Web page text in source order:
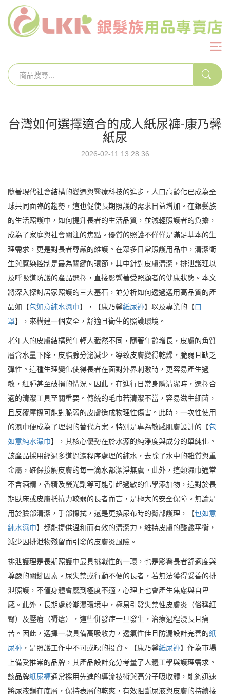
台灣如何選擇適合的成人紙尿褲-康乃馨
紙尿
2026-02-11 13:28:36
隨著現代社會結構的變遷與醫療科技的進步，人口高齡化已成為全
球共同面臨的趨勢，這也促使長期照護的需求日益增加。在銀髮族
的生活照護中，如何提升長者的生活品質，並減輕照護者的負擔，
成為了家庭與社會關注的焦點。優質的照護不僅僅是滿足基本的生
理需求，更是對長者尊嚴的維護。在眾多日常照護用品中，清潔衛
生與感染控制是最為關鍵的環節，其中針對皮膚清潔，排泄護理以
及呼吸道防護的產品選擇，直接影響著受照顧者的健康狀態。本文
將深入探討居家照護的三大基石，並分析如何透過選用高品質的產
品如【包如意純水濕巾】，【康乃馨紙尿褲】以及專業的【口
罩】，來構建一個安全，舒適且衛生的照護環境。
老年人的皮膚結構與年輕人截然不同，隨著年齡增長，皮膚的角質
層含水量下降，皮脂腺分泌減少，導致皮膚變得乾燥，脆弱且缺乏
彈性。這種生理變化使得長者在面對外界刺激時，更容易產生過
敏，紅腫甚至破損的情況。因此，在進行日常身體清潔時，選擇合
適的清潔工具至關重要。傳統的毛巾若清潔不當，容易滋生細菌，
且反覆摩擦可能對脆弱的皮膚造成物理性傷害。此時，一次性使用
的濕巾便成為了理想的替代方案。特別是專為敏感肌膚設計的【包
如意純水濕巾】，其核心優勢在於水源的純淨度與成分的單純化。
該產品採用經過多道過濾程序處理的純水，去除了水中的雜質與重
金屬，確保接觸皮膚的每一滴水都潔淨無虞。此外，這類濕巾通常
不含酒精，香精及螢光劑等可能引起過敏的化學添加物，這對於長
期臥床或皮膚抵抗力較弱的長者而言，是極大的安全保障。無論是
用於臉部清潔，手部擦拭，還是更換尿布時的臀部護理，【包如意
純水濕巾】都能提供溫和而有效的清潔力，維持皮膚的酸鹼平衡，
減少因排泄物殘留而引發的皮膚炎風險。
排泄護理是長期照護中最具挑戰性的一環，也是影響長者舒適度與
尊嚴的關鍵因素。尿失禁或行動不便的長者，若無法獲得妥善的排
泄照護，不僅身體會感到極度不適，心理上也會產生焦慮與自卑
感。此外，長期處於潮濕環境中，極易引發失禁性皮膚炎（俗稱紅
臀）及壓瘡（褥瘡），這些併發症一旦發生，治療過程漫長且痛
苦。因此，選擇一款具備高吸收力，透氣性佳且防漏設計完善的紙
尿褲 ，是照護工作中不可或缺的投資。【康乃馨紙尿褲】作為市場
上備受推崇的品牌，其產品設計充分考量了人體工學與護理需求。
該品牌紙尿褲通常採用先進的導流技術與高分子吸收體，能夠迅速
將尿液鎖在底層，保持表層的乾爽，有效阻斷尿液與皮膚的持續接